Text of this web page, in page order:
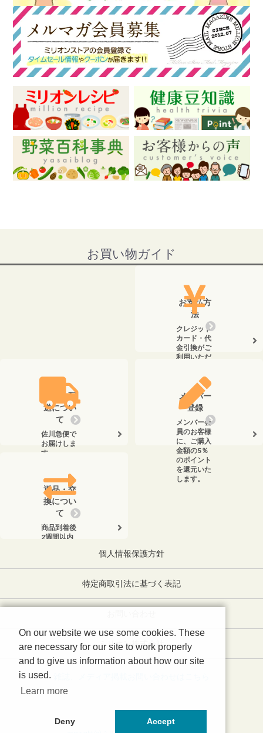
お買い物ガイド
お支払方
法
クレジット
カード・代
金引換がご
利用いただ
送料・配
送につい
て
佐川急便で
お届けしま
す。
メンバー
登録
メンバー会
員のお客様
に、ご購入
金額の5％
のポイント
を還元いた
します。
返品・交
換につい
て
商品到着後
2週間以内
個人情報保護方針
特定商取引法に基づく表記
ミリオン株式会社
On our website we use some cookies. These
are necessary for our site to work properly
and to give us information about how our site
is used.
Learn more
Deny Accept